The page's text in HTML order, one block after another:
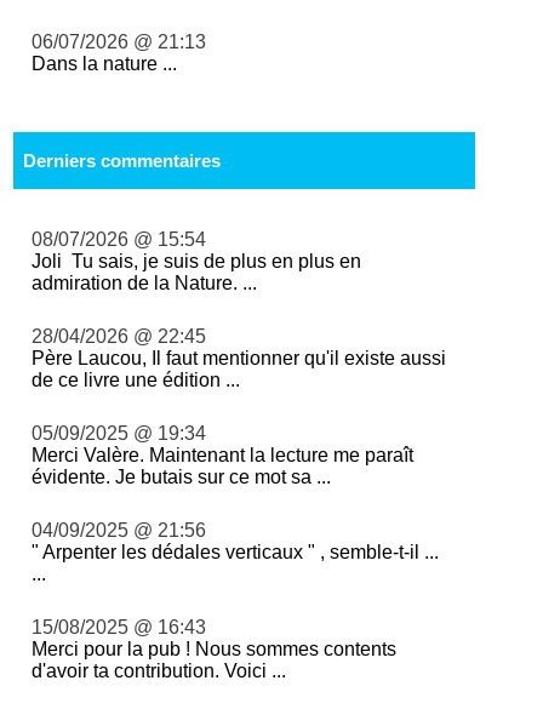
06/07/2026 @ 21:13
Dans la nature ...
Derniers commentaires
08/07/2026 @ 15:54
Joli Tu sais, je suis de plus en plus en
admiration de la Nature. ...
28/04/2026 @ 22:45
Père Laucou, Il faut mentionner qu'il existe aussi
de ce livre une édition ...
05/09/2025 @ 19:34
Merci Valère. Maintenant la lecture me paraît
évidente. Je butais sur ce mot sa ...
04/09/2025 @ 21:56
" Arpenter les dédales verticaux " , semble-t-il ...
...
15/08/2025 @ 16:43
Merci pour la pub ! Nous sommes contents
d'avoir ta contribution. Voici ...